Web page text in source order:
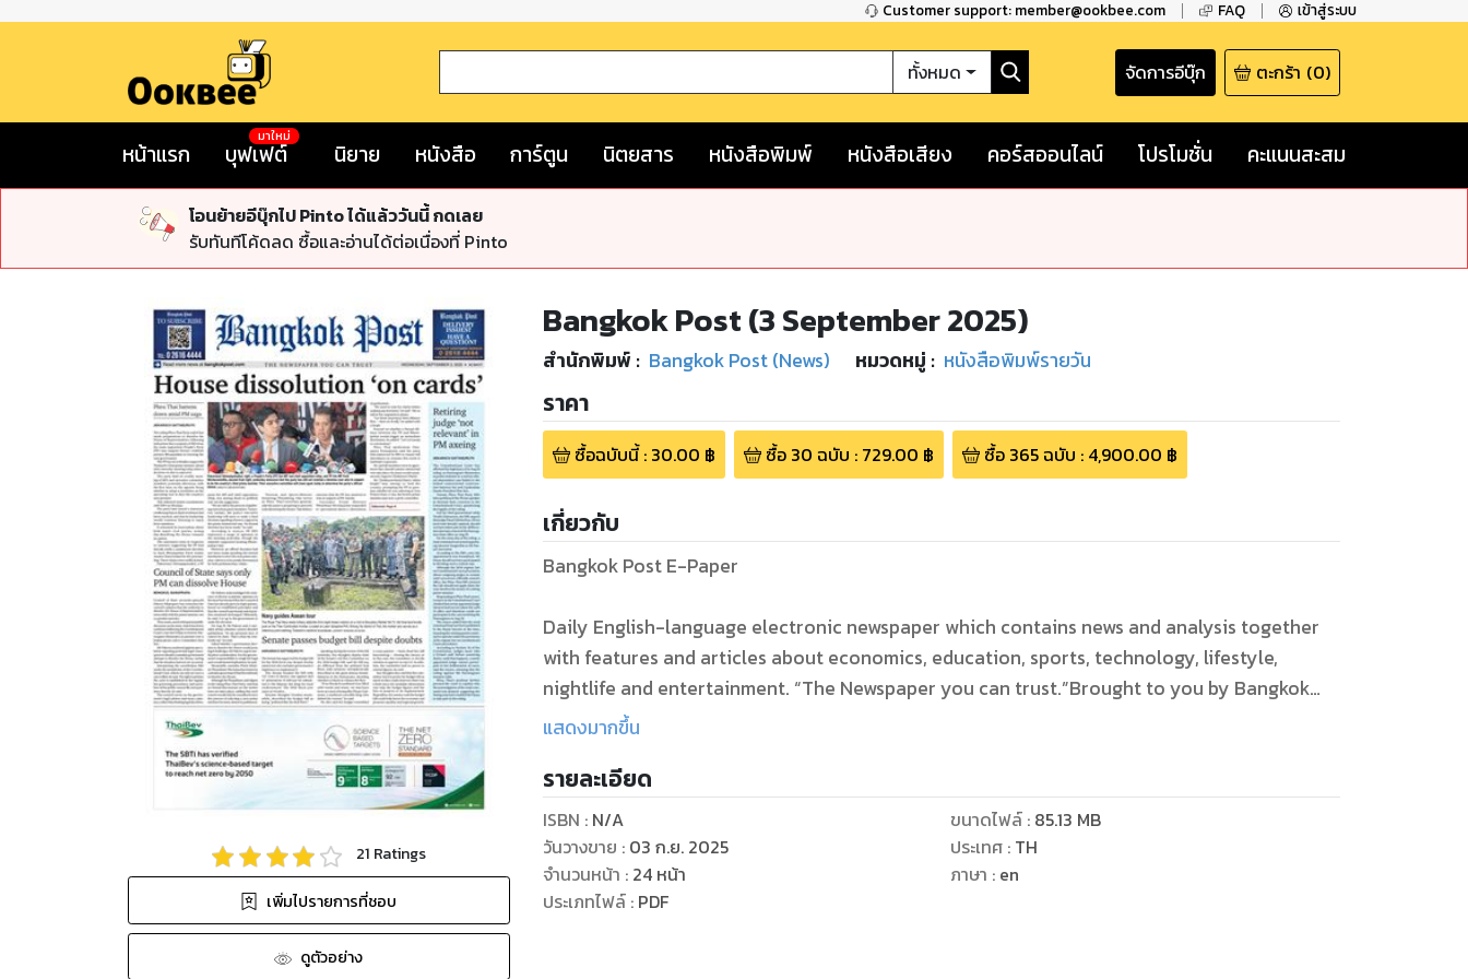
Customer support: member@ookbee.com FAQ เข้าสู่ระบบ
ทั้งหมด จัดการอีบุ๊ก ตะกร้า (0)
หน้าแรก บุฟเฟต์
มาใหม่
นิยาย หนังสือ การ์ตูน นิตยสาร หนังสือพิมพ์ หนังสือเสียง คอร์สออนไลน์ โปรโมชั่น คะแนนสะสม
โอนย้ายอีบุ๊กไป Pinto ได้แล้ววันนี้ กดเลย
รับทันทีโค้ดลด ซื้อและอ่านได้ต่อเนื่องที่ Pinto
21 Ratings
เพิ่มไปรายการที่ชอบ
ดูตัวอย่าง
Bangkok Post (3 September 2025)
สำนักพิมพ์ : Bangkok Post (News) หมวดหมู่ : หนังสือพิมพ์รายวัน
ราคา
ซื้อฉบับนี้: 30.00 ฿ ซื้อ 30 ฉบับ : 729.00 ฿ ซื้อ 365ฉบับ : 4,900.00 ฿
เกี่ยวกับ
Bangkok Post E-Paper
Daily English-language electronic newspaper which contains news and analysis together
with features and articles about economics, education, sports, technology, lifestyle,
nightlife and entertainment. “The Newspaper you can trust.”Brought to you by Bangkok
Post.
(Has same content as the printed paper.)
แสดงมากขึ้น
รายละเอียด
ISBN : N/A
วันวางขาย : 03 ก.ย. 2025
จำนวนหน้า : 24 หน้า
ประเภทไฟล์: PDF
ขนาดไฟล์: 85.13 MB
ประเทศ : TH
ภาษา : en